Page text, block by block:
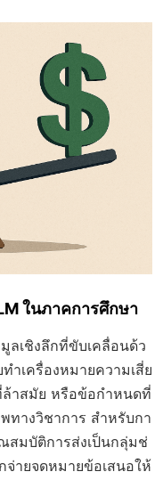
ในภาคการศึกษา
ลเชิงลึกที่ขับเคลื่อนด้ว
ำเครื่องหมายความเสี่ย
ล้าสมัย หรือข้อกำหนดที่
ทางวิชาการ สำหรับกา
สมบัติการส่งเป็นกลุ่มช่
ายจดหมายข้อเสนอให้